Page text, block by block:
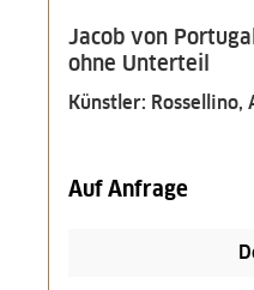
Jacob von
ohne Unterteil
Künstler: Rossellino,
Auf Anfrage